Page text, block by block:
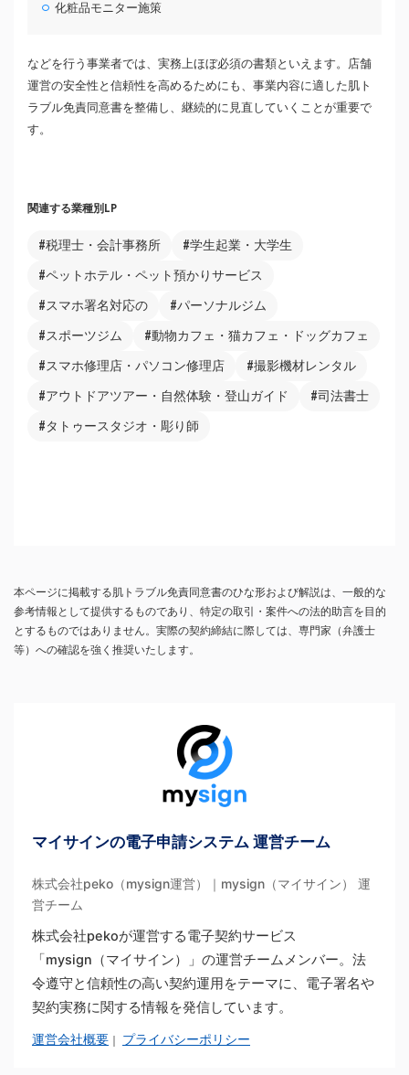
化粧品モニター施策
などを行う事業者では、実務上ほぼ必須の書類といえます。店舗
運営の安全性と信頼性を高めるためにも、事業内容に適した肌ト
ラブル免責同意書を整備し、継続的に見直していくことが重要で
す。
関連する業種別LP
#税理士・会計事務所 #学生起業・大学生
#ペットホテル・ペット預かりサービス
#スマホ署名対応の #パーソナルジム
#スポーツジム #動物カフェ・猫カフェ・ドッグカフェ
#スマホ修理店・パソコン修理店 #撮影機材レンタル
#アウトドアツアー・自然体験・登山ガイド #司法書士
#タトゥースタジオ・彫り師
本ページに掲載する肌トラブル免責同意書のひな形および解説は、一般的な
参考情報として提供するものであり、特定の取引・案件への法的助言を目的
とするものではありません。実際の契約締結に際しては、専門家（弁護士
等）への確認を強く推奨いたします。
マイサインの電子申請システム 運営チーム
株式会社peko（mysign運営）｜mysign（マイサイン） 運
営チーム
株式会社pekoが運営する電子契約サービス
「mysign（マイサイン）」の運営チームメンバー。法
令遵守と信頼性の高い契約運用をテーマに、電子署名や
契約実務に関する情報を発信しています。
運営会社概要 ｜ プライバシーポリシー